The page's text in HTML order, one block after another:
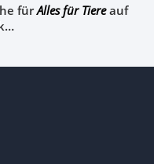
fürAlles für Tiereauf